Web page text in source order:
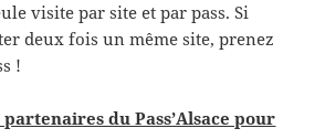
visite par site et par pass. Si
deux fois un même site, prenez
!
du Pass’Alsace pour